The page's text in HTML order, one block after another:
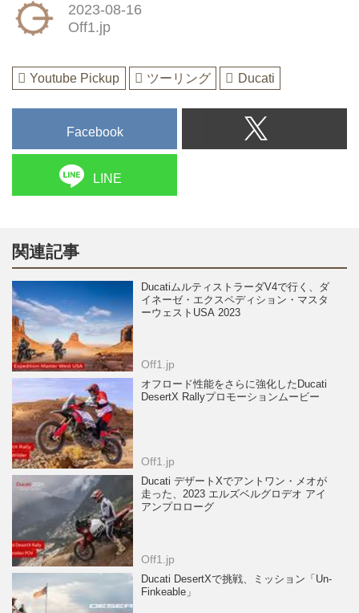
2023-08-16
Off1.jp
Youtube Pickup ツーリング Ducati
Facebook
LINE
関連記事
DucatiムルティストラーダV4で行く、ダ
イネーゼ・エクスペディション・マスタ
ーウェストUSA 2023
Off1.jp
オフロード性能をさらに強化したDucati
DesertX Rallyプロモーションムービー
Off1.jp
Ducati デザートXでアントワン・メオが
走った、2023 エルズベルグロデオ アイ
アンプロローグ
Off1.jp
Ducati DesertXで挑戦、ミッション「Un-
Finkeable」